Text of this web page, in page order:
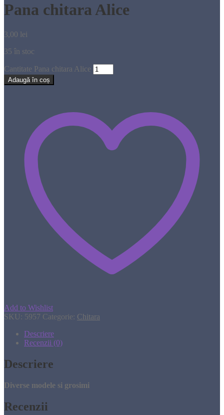
Pana chitara Alice
3,00 lei
35 în stoc
Cantitate Pana chitara Alice
Adaugă în coș
Add to Wishlist
SKU: 5957 Categorie: Chitara
Descriere
Recenzii (0)
Descriere
Diverse modele si grosimi
Recenzii